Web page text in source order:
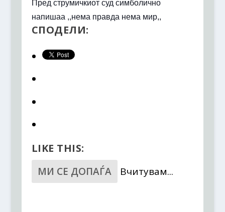
Пред струмичкиот суд симболично
напишаа ,,нема правда нема мир,,
СПОДЕЛИ:
LIKE THIS:
МИ СЕ ДОПАЃА Вчитувам...